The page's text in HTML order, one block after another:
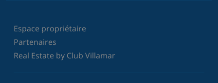
Espace propriétaire
Partenaires
Real Estate by Club Villamar